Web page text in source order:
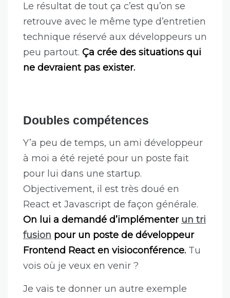
Le résultat de tout ça c’est qu’on se
retrouve avec le même type d’entretien
technique réservé aux développeurs un
peu partout. Ça crée des situations qui
ne devraient pas exister.
Doubles compétences
Y’a peu de temps, un ami développeur
à moi a été rejeté pour un poste fait
pour lui dans une startup.
Objectivement, il est très doué en
React et Javascript de façon générale.
On lui a demandé d’implémenter un tri
fusion pour un poste de développeur
Frontend React en visioconférence. Tu
vois où je veux en venir ?
Je vais te donner un autre exemple